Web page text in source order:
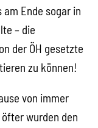
am Ende sogar in
– die
der ÖH gesetzte
zu können!
von immer
wurden den